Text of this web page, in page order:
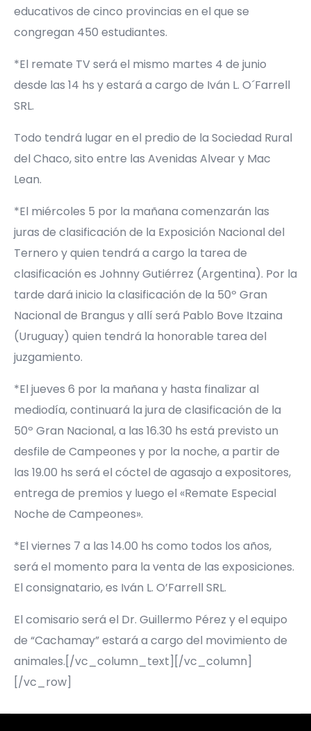
educativos de cinco provincias en el que se
congregan 450 estudiantes.
*El remate TV será el mismo martes 4 de junio
desde las 14 hs y estará a cargo de Iván L. O´Farrell
SRL.
Todo tendrá lugar en el predio de la Sociedad Rural
del Chaco, sito entre las Avenidas Alvear y Mac
Lean.
*El miércoles 5 por la mañana comenzarán las
juras de clasificación de la Exposición Nacional del
Ternero y quien tendrá a cargo la tarea de
clasificación es Johnny Gutiérrez (Argentina). Por la
tarde dará inicio la clasificación de la 50º Gran
Nacional de Brangus y allí será Pablo Bove Itzaina
(Uruguay) quien tendrá la honorable tarea del
juzgamiento.
*El jueves 6 por la mañana y hasta finalizar al
mediodía, continuará la jura de clasificación de la
50º Gran Nacional, a las 16.30 hs está previsto un
desfile de Campeones y por la noche, a partir de
las 19.00 hs será el cóctel de agasajo a expositores,
entrega de premios y luego el «Remate Especial
Noche de Campeones».
*El viernes 7 a las 14.00 hs como todos los años,
será el momento para la venta de las exposiciones.
El consignatario, es Iván L. O’Farrell SRL.
El comisario será el Dr. Guillermo Pérez y el equipo
de “Cachamay” estará a cargo del movimiento de
animales.[/vc_column_text][/vc_column]
[/vc_row]